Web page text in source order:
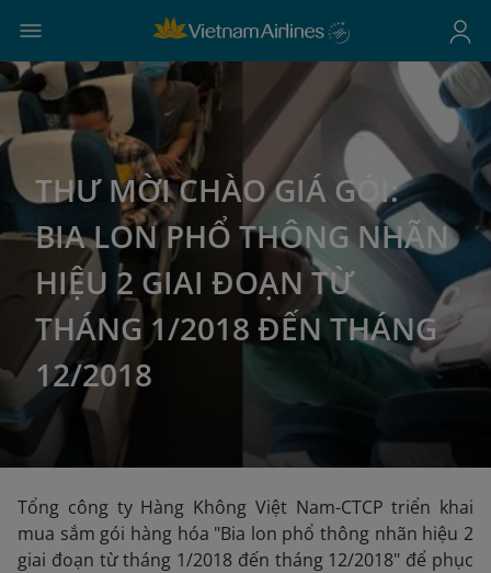
THƯ MỜI CHÀO GIÁ GÓI:
BIA LON PHỔ THÔNG NHÃN
HIỆU 2 GIAI ĐOẠN TỪ
THÁNG 1/2018 ĐẾN THÁNG
12/2018
Tổng công ty Hàng Không Việt Nam-CTCP triển khai
mua sắm gói hàng hóa "Bia lon phổ thông nhãn hiệu 2
giai đoạn từ tháng 1/2018 đến tháng 12/2018" để phục